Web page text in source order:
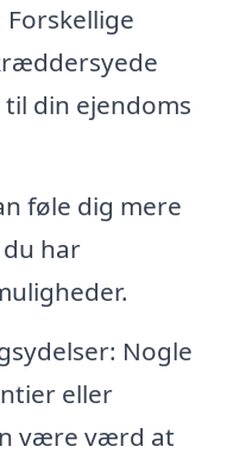
din ejendoms
føle dig mere
har
Nogle
eller
være værd at